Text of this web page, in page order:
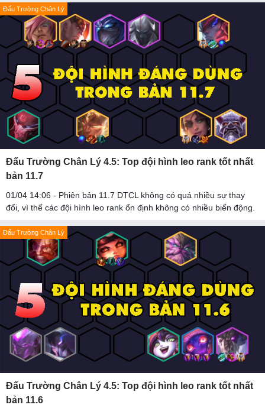
Đấu Trường Chân Lý
Đấu Trường Chân Lý 4.5: Top đội hình leo rank tốt nhất
bản 11.7
01/04 14:06 - Phiên bản 11.7 DTCL không có quá nhiều sự thay
đổi, vì thế các đội hình leo rank ổn định không có nhiều biến động.
Đấu Trường Chân Lý
Đấu Trường Chân Lý 4.5: Top đội hình leo rank tốt nhất
bản 11.6